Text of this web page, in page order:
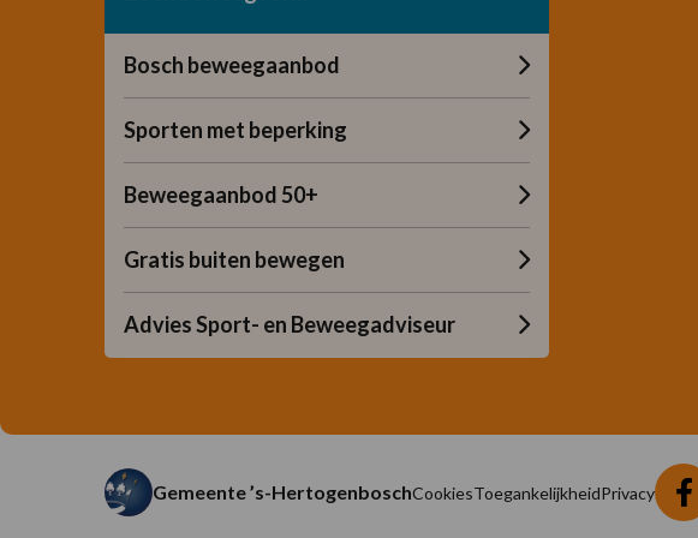
Bosch beweegaanbod
Sporten met beperking
Beweegaanbod 50+
Gratis buiten bewegen
Advies Sport- en Beweegadviseur
Gemeente ’s-HertogenboschCookiesToegankelijkheidPrivacy
Ga